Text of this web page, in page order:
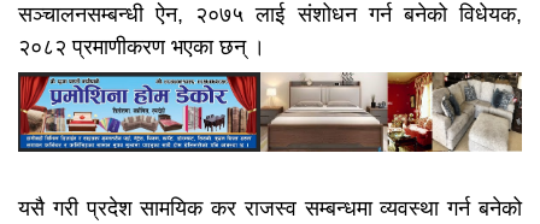
सञ्चालनसम्बन्धी ऐन, २०७५ लाई संशोधन गर्न बनेको विधेयक,
२०८२ प्रमाणीकरण भएका छन् ।
यसै गरी प्रदेश सामयिक कर राजस्व सम्बन्धमा व्यवस्था गर्न बनेको